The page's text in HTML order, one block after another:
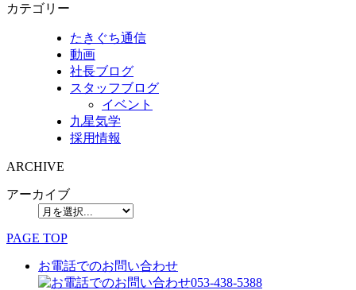
カテゴリー
たきぐち通信
動画
社長ブログ
スタッフブログ
イベント
九星気学
採用情報
ARCHIVE
アーカイブ
PAGE TOP
お電話でのお問い合わせ
053-438-5388